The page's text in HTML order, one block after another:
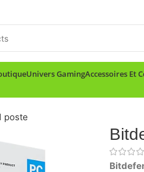
Univers GamingAccessoires Et
poste